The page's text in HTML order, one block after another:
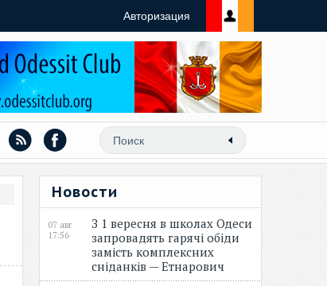
Авторизация
Новости
07 авг
17:56
З 1 вересня в школах Одеси
запровадять гарячі обіди
замість комплексних
сніданків — Етнарович